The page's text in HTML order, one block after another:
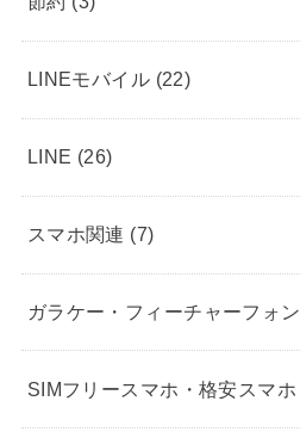
LINEモバイル (22)
LINE (26)
スマホ関連 (7)
ガラケー・フィーチャーフォン
SIMフリースマホ・格安スマホ